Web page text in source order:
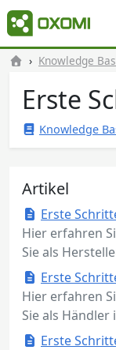
Knowledge
Erste
Knowledge
Artikel
Erste
Hier erfahren
Sie als
Erste
Hier erfahren
Sie als
Erste